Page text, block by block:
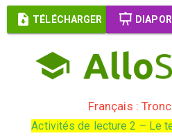
TÉLÉCHARGER
Français :
Activités de lecture 2 – Le